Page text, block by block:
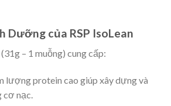
Dưỡng của RSP IsoLean
– 1 muỗng) cung cấp:
lượng protein cao giúp xây dựng và
cơ nạc.